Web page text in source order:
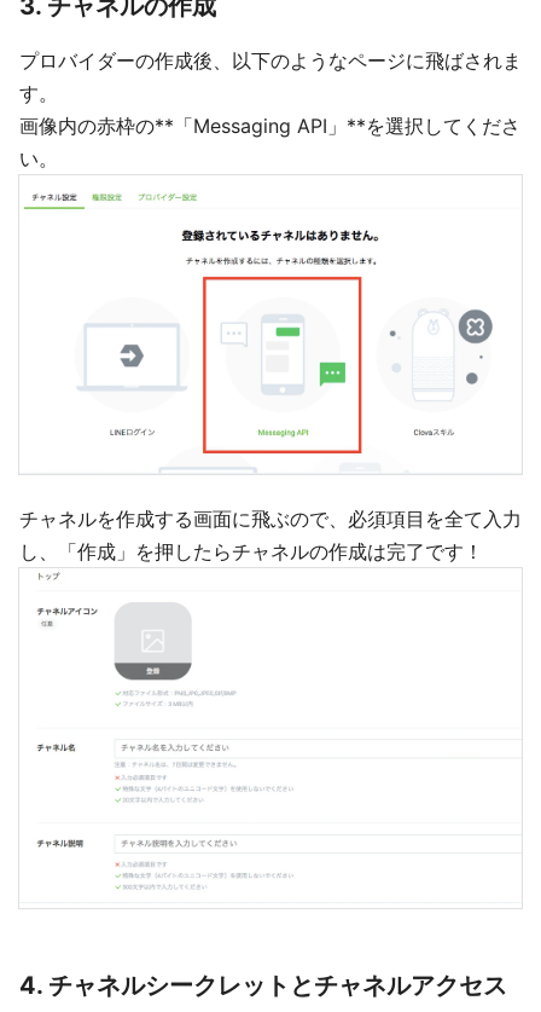
3. チャネルの作成
プロバイダーの作成後、以下のようなページに飛ばされま
す。
画像内の赤枠の**「Messaging API」**を選択してくださ
い。
チャネルを作成する画面に飛ぶので、必須項目を全て入力
し、「作成」を押したらチャネルの作成は完了です！
4. チャネルシークレットとチャネルアクセス